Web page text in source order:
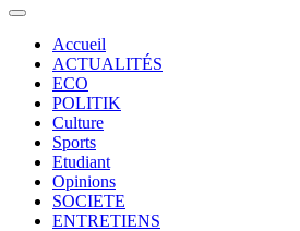
Accueil
ACTUALITÉS
ECO
POLITIK
Culture
Sports
Etudiant
Opinions
SOCIETE
ENTRETIENS